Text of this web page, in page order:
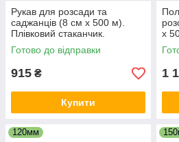
Рукав для розсади та
саджанців (8 см х 500 м).
Плівковий стаканчик.
Готово до відправки
915 ₴
Купити
х
1
120мм